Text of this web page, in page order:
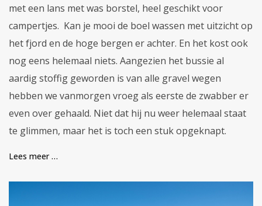
met een lans met was borstel, heel geschikt voor
campertjes. Kan je mooi de boel wassen met uitzicht op
het fjord en de hoge bergen er achter. En het kost ook
nog eens helemaal niets. Aangezien het bussie al
aardig stoffig geworden is van alle gravel wegen
hebben we vanmorgen vroeg als eerste de zwabber er
even over gehaald. Niet dat hij nu weer helemaal staat
te glimmen, maar het is toch een stuk opgeknapt.
Lees meer …